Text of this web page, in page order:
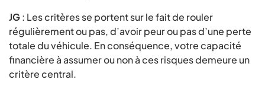
JG: Les critères se portent sur le fait de rouler
régulièrement ou pas, d’avoir peur ou pas d’une perte
totale du véhicule. En conséquence, votre capacité
financière à assumer ou non à ces risques demeure un
critère central.